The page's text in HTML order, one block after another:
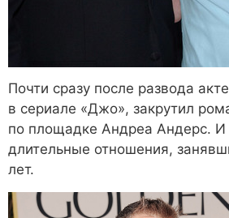
Почти сразу после развода
в сериале «Джо», закрутил
по площадке Андреа Андерс. И
длительные отношения,
лет.